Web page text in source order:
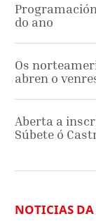
do ano
Os
abren o
Aberta a
Súbete ó
NOTICIAS